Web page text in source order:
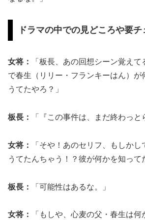
ドラマの中での見どころや要
女将：
「板長、あの回想シーン覚え
で春生（リリー・フランキーはん）が
うてたやろ？」
板長： 「『この事件は、まだ終わっと
女将：
「そや！あのセリフ、もしか
うてたんちゃう！？彼が何かを知って
板長： 「可能性はあるな。」
女将： 「もしや、心麦の父・春生は何